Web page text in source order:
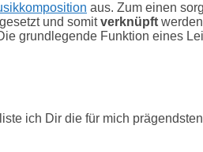
aus. Zum einen
und somitverknüpft
grundlegende Funktion eines
ich Dir die für mich